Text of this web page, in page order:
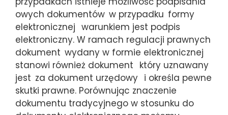
owych dokumentów w przypadku formy
elektronicznej warunkiem jest podpis
elektroniczny. W ramach regulacji prawnych
dokument wydany w formie elektronicznej
stanowi również dokument który uznawany
jest za dokument urzędowy i określa pewne
skutki prawne. Porównując znaczenie
dokumentu tradycyjnego w stosunku do